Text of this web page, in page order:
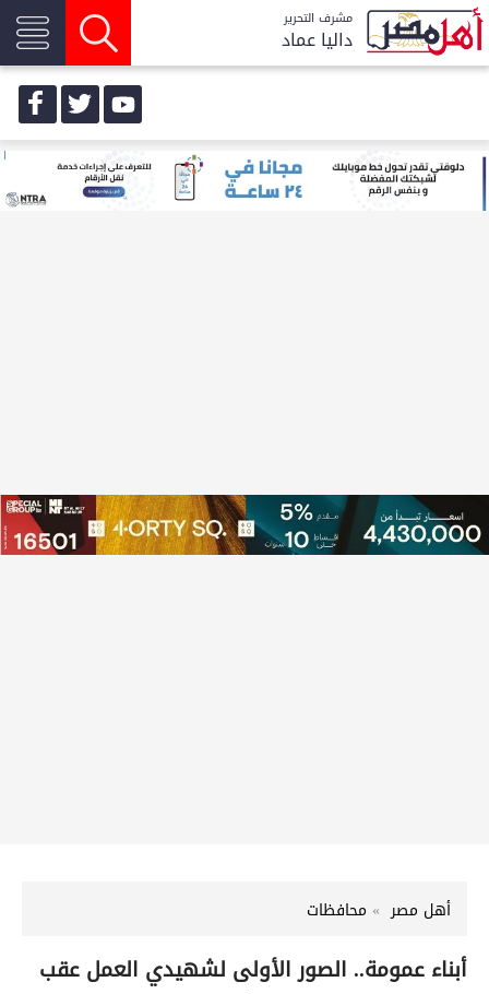
مشرف التحرير
داليا عماد
أهل مصر محافظات
أبناء عمومة.. الصور الأولى لشهيدي العمل عقب